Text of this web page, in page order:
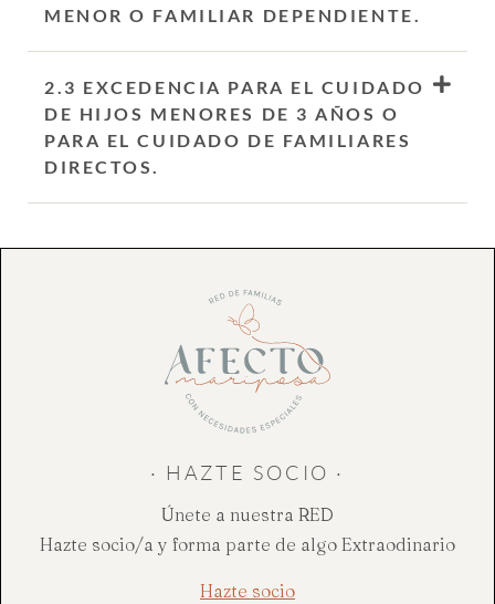
MENOR O FAMILIAR DEPENDIENTE.
2.3 EXCEDENCIA PARA EL CUIDADO
DE HIJOS MENORES DE 3 AÑOS O
PARA EL CUIDADO DE FAMILIARES
DIRECTOS.
· HAZTE SOCIO ·
Únete a nuestra RED
Hazte socio/a y forma parte de algo Extraodinario
Hazte socio